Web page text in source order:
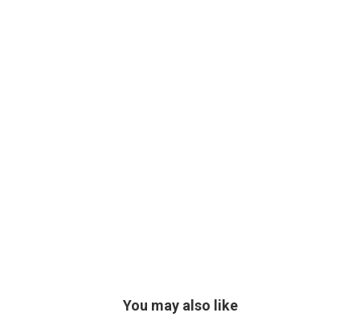
You may also like